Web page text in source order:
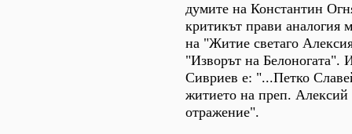
думите на Константин
критикът прави аналогия
на "Житие светаго
"Изворът на Белоногата".
Сивриев е: "...Петко
житието на преп. Алексий
отражение".